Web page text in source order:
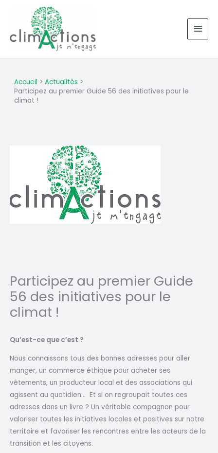
contenu
Accueil
Actualités
Participez au premier Guide 56 des initiatives pour le
climat !
Participez au premier Guide
56 des initiatives pour le
climat !
Qu’est-ce que c’est ?
Nous connaissons tous des bonnes adresses pour aller
manger, un commerce éthique pour acheter ses
vêtements, un producteur local et des associations qui
agissent au quotidien… Et si on regroupait toutes ces
adresses dans un livre ? Un véritable compagnon pour
valoriser toutes les initiatives locales et positives sur notre
territoire et favoriser les rencontres entre les acteurs de la
transition et les citoyens.